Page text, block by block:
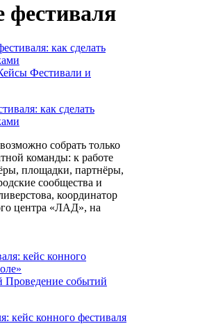
фестиваля
Фестивали и
как сделать
собрать только
команды: к работе
площадки, партнёры,
сообщества и
координатор
центра «ЛАД», на
Проведение событий
кейс конного фестиваля